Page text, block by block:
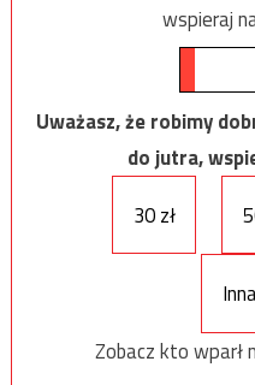
wspieraj
Uważasz, że robimy
do jutra,
30 zł
Zobacz kto wparł